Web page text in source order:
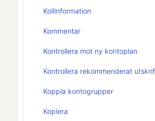
Kollinformation
Kommentar
Kontrollera mot ny kontoplan
Kontrollera rekommenderat
Koppla kontogrupper
Kopiera